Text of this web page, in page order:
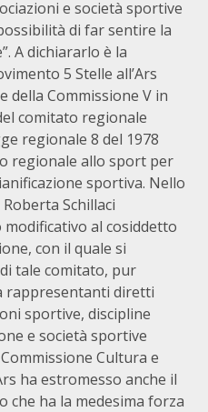
e società sportive
di far sentire la
A dichiararlo è la
5 Stelle all’Ars
della Commissione V in
comitato regionale
regionale 8 del 1978
regionale allo sport per
sportiva. Nello
Schillaci
al cosiddetto
con il quale si
tale comitato, pur
rappresentanti diretti
sportive, discipline
e società sportive
Cultura e
ha estromesso anche il
che ha la medesima forza